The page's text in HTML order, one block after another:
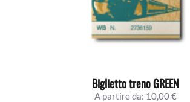
prodotto
Biglietto treno GREEN
A partire da: 10,00€